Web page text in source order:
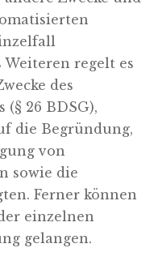
regelt es
des
26 BDSG),
die Begründung,
von
sowie die
Ferner können
einzelnen
gelangen.